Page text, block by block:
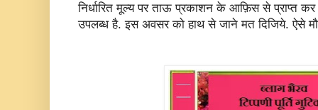
निर्धारित मूल्य पर ताऊ प्रकाशन के आफ़िस से प्राप्त
उपलब्ध है. इस अवसर को हाथ से जाने मत दिजिये. ऐसे